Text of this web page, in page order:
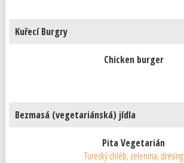
Kuřecí Burgry
Chicken burger
Bezmasá (vegetariánská) jídla
Pita Vegetarián
Turecký chléb, zelenina, dresing